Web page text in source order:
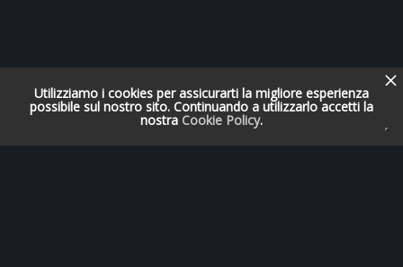
Utilizziamo i cookies per assicurarti la migliore esperienza
possibile sul nostro sito. Continuando a utilizzarlo accetti la
nostra Cookie Policy.